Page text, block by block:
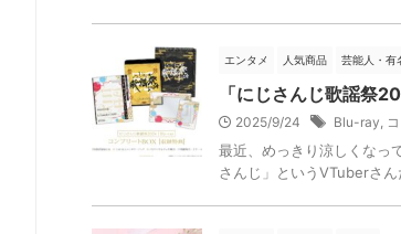
エンタメ 人気商品 芸能人・有
「にじさんじ歌謡祭
2025/9/24 Blu-ray,
最近、めっきり涼しくなっ
さんじ」というVTuberさ